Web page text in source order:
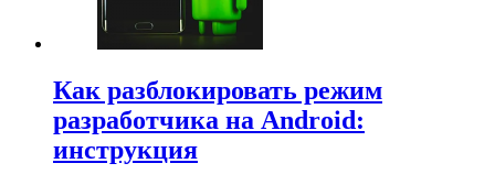
Как разблокировать режим
разработчика на Android:
инструкция